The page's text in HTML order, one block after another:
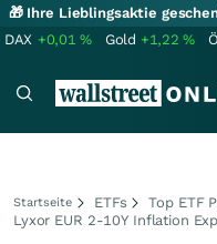
🎁 Ihre Lieblingsaktie
DAX +0,01% Gold +1,22%
Startseite ETFs
Top ETF
Lyxor EUR 2-10Y Inflation